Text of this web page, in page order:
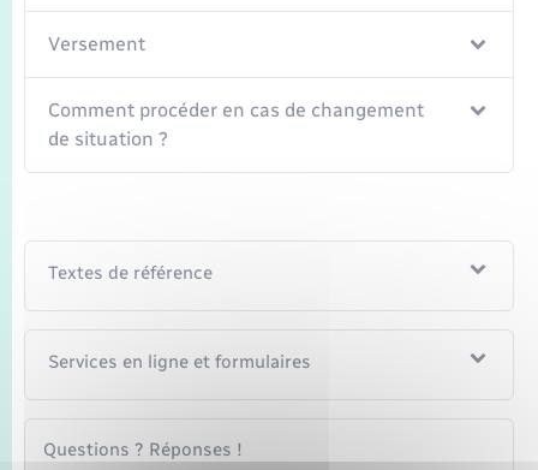
Versement
Comment procéder en cas de changement
de situation ?
Textes de référence
Services en ligne et formulaires
Questions ? Réponses !